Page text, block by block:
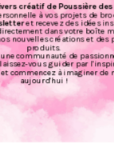
Grille
créatif de Poussière
à vos projets de
et recevez des idées
dans votre boîte
nouvelles créations et des
produits.
communauté de
vous guider par
commencez à imaginer de
aujourd'hui !